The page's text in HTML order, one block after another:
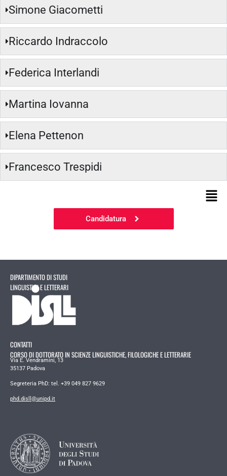
Simone Giacometti
Riccardo Indraccolo
Federica Interlandi
Martina Iovanna
Elena Pettenon
Francesco Trespidi
Candidatura
DIPARTIMENTO DI STUDI
LINGUISTICI E LETTERARI
CONTATTI
CORSO DI DOTTORATO IN SCIENZE LINGUISTICHE, FILOLOGICHE E LETTERARIE
Via E. Vendramini, 13
35137 Padova
Segreteria PhD: tel. +39 049 827 9629
phd.disll@unipd.it